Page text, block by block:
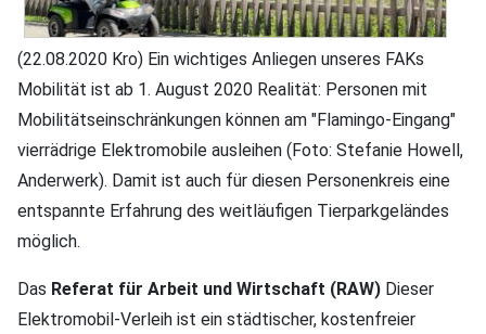
(22.08.2020 Kro) Ein wichtiges Anliegen unseres FAKs
Mobilität ist ab 1. August 2020 Realität: Personen mit
Mobilitätseinschränkungen können am "Flamingo-Eingang"
vierrädrige Elektromobile ausleihen (Foto: Stefanie Howell,
Anderwerk). Damit ist auch für diesen Personenkreis eine
entspannte Erfahrung des weitläufigen Tierparkgeländes
möglich.
Das Referat für Arbeit und Wirtschaft (RAW) Dieser
Elektromobil-Verleih ist ein städtischer, kostenfreier